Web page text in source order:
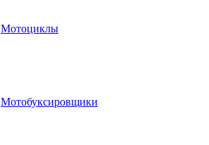
Мотоциклы
Мотобуксировщики